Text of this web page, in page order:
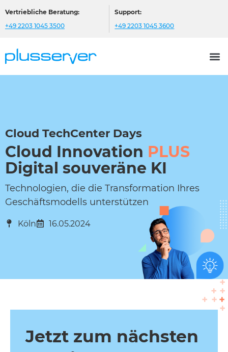
Vertriebliche Beratung:
+49 2203 1045 3500
Support:
+49 2203 1045 3600
Cloud TechCenter Days
Cloud Innovation PLUS
Digital souveräne KI
Technologien, die die Transformation Ihres
Geschäftsmodells unterstützen
Köln 16.05.2024
Jetzt zum nächsten